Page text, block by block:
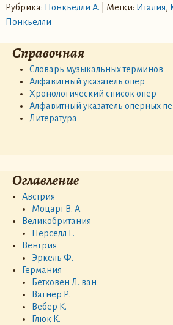
Рубрика: Понкьелли А. Метки: Италия,
Понкьелли
Справочная
Словарь музыкальных терминов
Алфавитный указатель опер
Хронологический список опер
Алфавитный указатель оперных
Литература
Оглавление
Австрия
Моцарт В. А.
Великобритания
Пёрселл Г.
Венгрия
Эркель Ф.
Германия
Бетховен Л. ван
Вагнер Р.
Вебер К.
Глюк К.